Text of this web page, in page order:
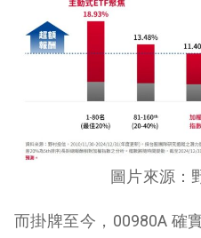
圖片來源：
而掛牌至今，00980A 確